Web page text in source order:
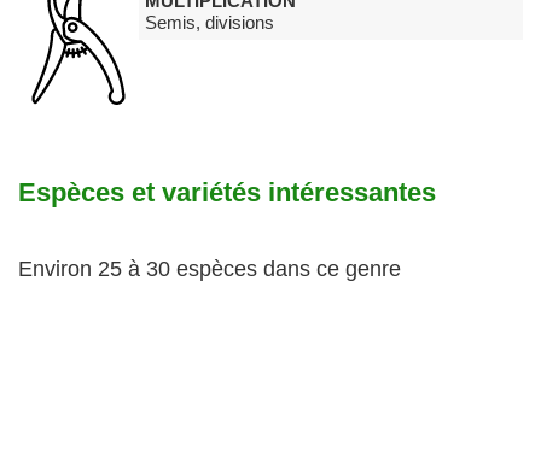
Semis, divisions
Espèces et variétés intéressantes
Environ 25 à 30 espèces dans ce genre